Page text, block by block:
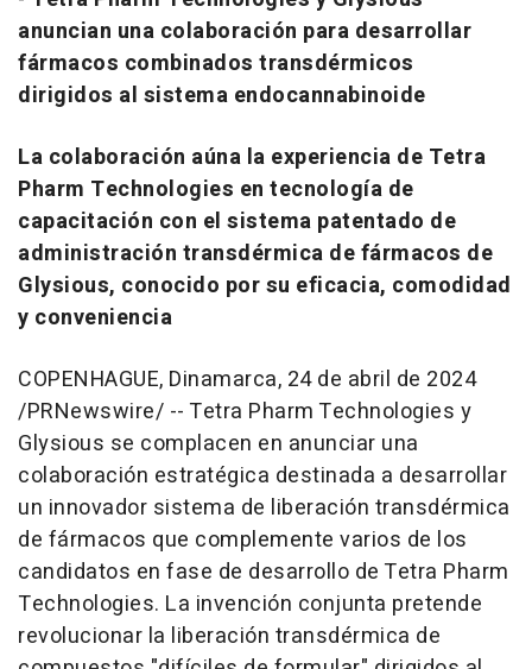
anuncian una colaboración para desarrollar
fármacos combinados transdérmicos
dirigidos al sistema endocannabinoide
La colaboración aúna la experiencia de Tetra
Pharm Technologies en tecnología de
capacitación con el sistema patentado de
administración transdérmica de fármacos de
Glysious, conocido por su eficacia, comodidad
y conveniencia
COPENHAGUE, Dinamarca, 24 de abril de 2024
/PRNewswire/ -- Tetra Pharm Technologies y
Glysious se complacen en anunciar una
colaboración estratégica destinada a desarrollar
un innovador sistema de liberación transdérmica
de fármacos que complemente varios de los
candidatos en fase de desarrollo de Tetra Pharm
Technologies. La invención conjunta pretende
revolucionar la liberación transdérmica de